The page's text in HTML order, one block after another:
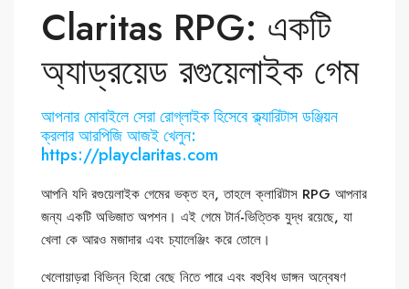
Claritas RPG: একটি
অ্যাড্রয়েড রগুয়েলাইক গেম
আপনার মোবাইলে সেরা রোগ্লাইক হিসেবে ক্ল্যারিটাস ডঞ্জিয়ন
ক্রলার আরপিজি আজই খেলুন:
https://playclaritas.com
আপনি যদি রগুয়েলাইক গেমের ভক্ত হন, তাহলে ক্লারিটাস RPG আপনার
জন্য একটি অভিজাত অপশন। এই গেমে টাৰ্ন-ভিত্তিক যুদ্ধ রয়েছে, যা
খেলা কে আরও মজাদার এবং চ্যালেঞ্জিং করে তোলে।
খেলোয়াড়রা বিভিন্ন হিরো বেছে নিতে পারে এবং বহুবিধ ডাঙ্গন অন্বেষণ